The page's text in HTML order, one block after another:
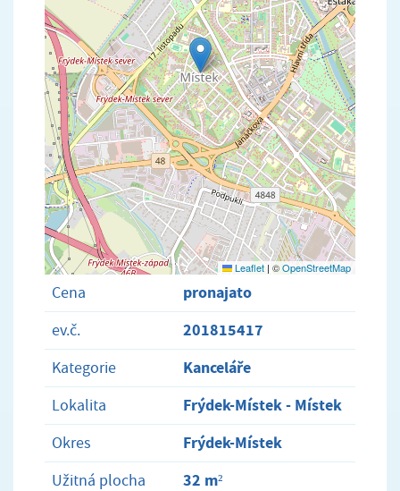
Leaflet | ©OpenStreetMap
Cena pronajato
ev.č. 201815417
Kategorie Kanceláře
Lokalita Frýdek-Místek - Místek
Okres Frýdek-Místek
Užitná plocha 32 m²